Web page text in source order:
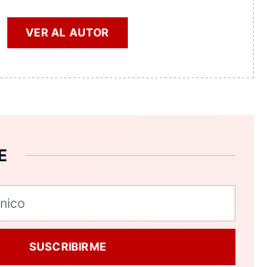
VER AL AUTOR
SUSCRIBIRME